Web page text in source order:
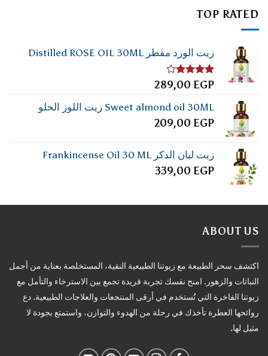
TOP RATED
زيت الورد مقطر Distilled ROSE OIL 30ML
تم
4.00من
5
289,00 EGP
Sweet almond oil 30ML زيت اللوز الحلو
209,00 EGP
زيت لبان الدكر Frankincense Oil 30 ML
339,00 EGP
ABOUT US
اكتشف سحر الطبيعة مع زيوتنا الطبيعية النقية، المستخلصة بعناية من أجمل
النباتات والزهور. امنح نفسك تجربة فريدة تجمع بين الاسترخاء والتأمل مع
زيوتنا الفاخرة التي تُستخدم في أرقى المنتجعات والعلاجات الطبيعية. دع
روائحها العطرة تأخذك في رحلة من الهدوء والتوازن، واستمتع بجودة لا
مثيل لها.